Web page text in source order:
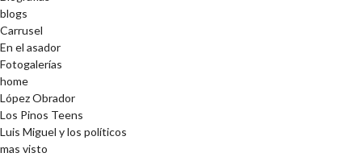
blogs
Carrusel
En el asador
Fotogalerías
home
López Obrador
Los Pinos Teens
Luis Miguel y los políticos
mas visto